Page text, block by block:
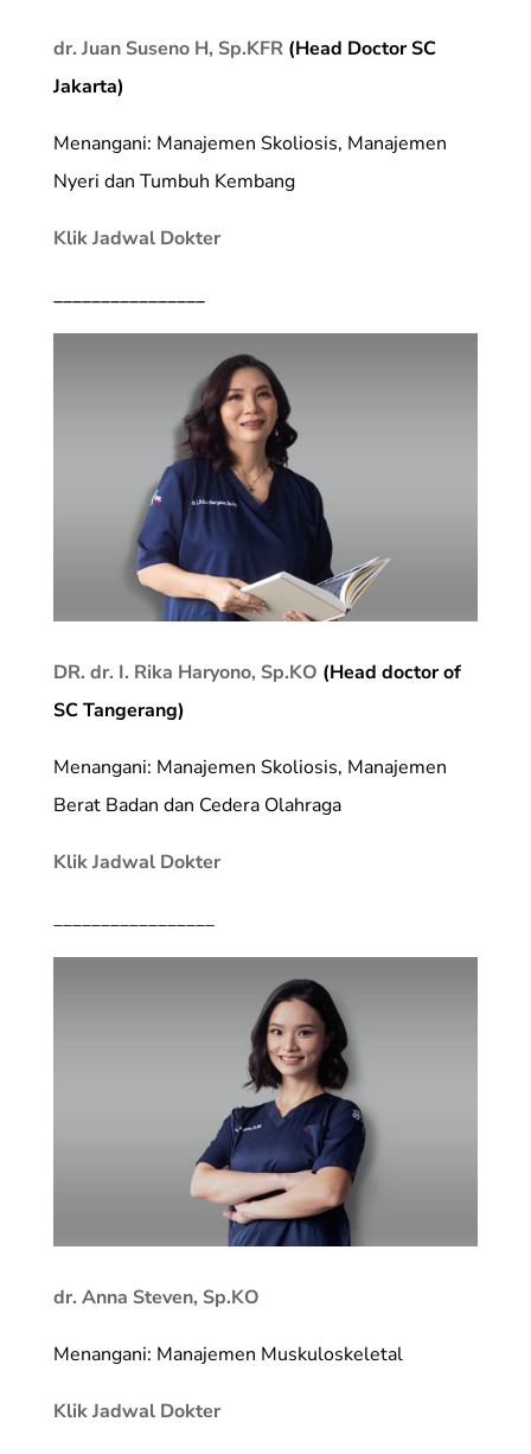
dr. Juan Suseno H, Sp.KFR(Head Doctor SC
Jakarta)
Menangani: Manajemen Skoliosis, Manajemen
Nyeri dan Tumbuh Kembang
Klik Jadwal Dokter
________________
DR. dr. I. Rika Haryono, Sp.KO (Head doctor of
SC Tangerang)
Menangani: Manajemen Skoliosis, Manajemen
Berat Badan dan Cedera Olahraga
Klik Jadwal Dokter
_________________
dr. Anna Steven, Sp.KO
Menangani: Manajemen Muskuloskeletal
Klik Jadwal Dokter